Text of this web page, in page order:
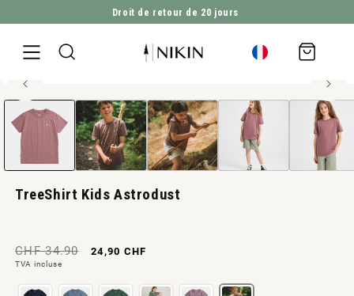
ALLER DIRECTEMENT AU CONTENU
Droit de retour de 20 jours
Panier
d'achat
ALLER À L'INFORMATION SUR LE PRODUIT
Ouvrir
le
média
TreeShirt Kids Astrodust
CHF 34.90
Prix
Prix
vente
24,90 CHF
TVA incluse